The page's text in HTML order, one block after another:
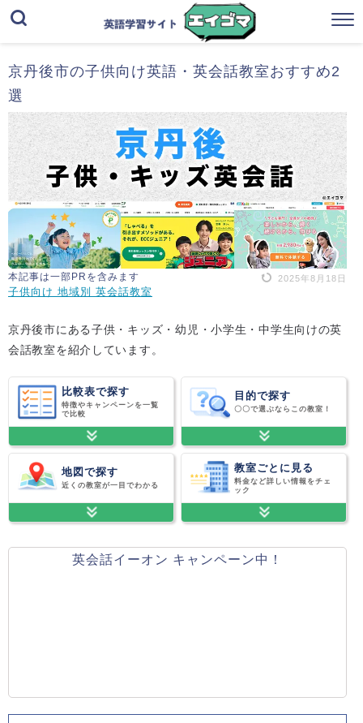
京丹後市の子供向け英語・英会話教室おすすめ2
選
本記事は一部PRを含みます 2025年8月18日
子供向け 地域別 英会話教室
京丹後市にある子供・キッズ・幼児・小学生・中学生向けの英
会話教室を紹介しています。
比較表で探す
特徴やキャンペーンを一覧
で比較
目的で探す
〇〇で選ぶならこの教室！
地図で探す
近くの教室が一目でわかる
教室ごとに見る
料金など詳しい情報をチェ
ック
英会話イーオン キャンペーン中！